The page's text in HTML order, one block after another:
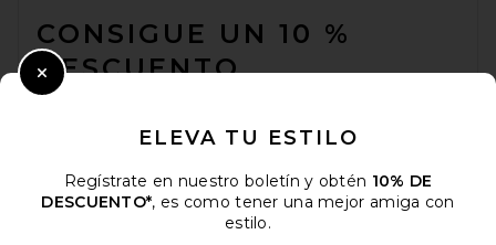
CONSIGUE UN 10 %
DESCUENTO
electrónico. Puede retirarse en cualquier momento.
Email Address
ELEVA TU ESTILO
Regístrate en nuestro boletín y obtén 10% DE
DESCUENTO*, es como tener una mejor amiga con
estilo.
Close Modal